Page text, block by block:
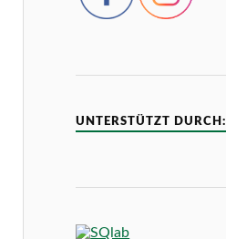
UNTERSTÜTZT DURCH: